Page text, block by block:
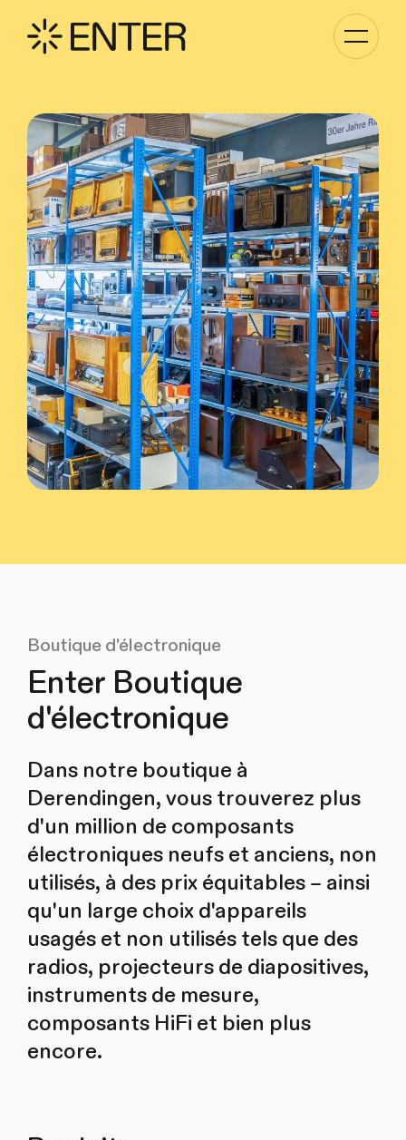
Basculer
la
Boutique d'électronique
Enter Boutique
d'électronique
Dans notre boutique à
Derendingen, vous trouverez plus
d'un million de composants
électroniques neufs et anciens, non
utilisés, à des prix équitables – ainsi
qu'un large choix d'appareils
usagés et non utilisés tels que des
radios, projecteurs de diapositives,
instruments de mesure,
composants HiFi et bien plus
encore.